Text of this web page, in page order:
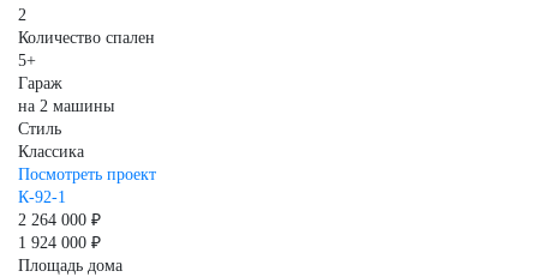
2
Количество спален
5+
Гараж
на 2 машины
Стиль
Классика
Посмотреть проект
К-92-1
2 264 000 ₽
1 924 000 ₽
Площадь дома